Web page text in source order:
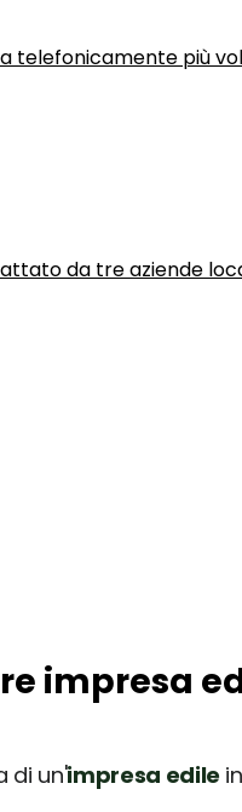
telefonicamente più
da tre aziende
impresa
di un'impresa edile